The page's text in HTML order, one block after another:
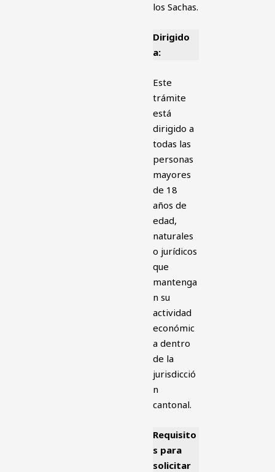
los Sachas.
Dirigido
a:
Este
trámite
está
dirigido a
todas las
personas
mayores
de 18
años de
edad,
naturales
o jurídicos
que
mantenga
n su
actividad
económic
a dentro
de la
jurisdicció
n
cantonal.
Requisito
s para
solicitar